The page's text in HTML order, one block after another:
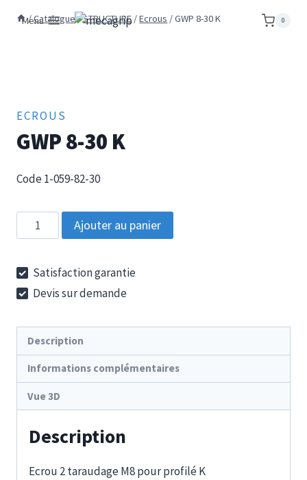
Menu 0
/Catalogue/STRUCTURE /Ecrous /GWP 8-30 K
ECROUS
GWP 8-30 K
Code 1-059-82-30
quantité
de
8-
30
Ajouter au panier
Satisfaction garantie
Devis sur demande
Description
Informations complémentaires
Vue 3D
Description
Ecrou 2 taraudage M8 pour profilé K